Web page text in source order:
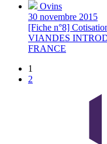
Ovins
30 novembre 2015
[Fiche n°8]
VIANDES
FRANCE
1
2